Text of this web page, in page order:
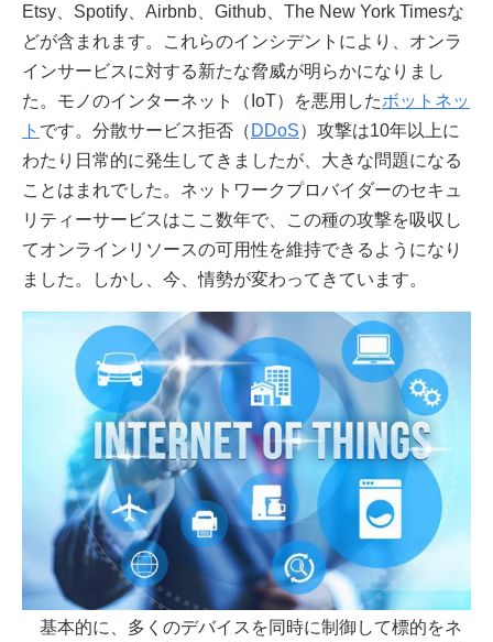
Etsy、Spotify、Airbnb、Github、The New York Timesな
どが含まれます。これらのインシデントにより、オンラ
インサービスに対する新たな脅威が明らかになりまし
た。モノのインターネット（IoT）を悪用したボットネッ
ト です。分散サービス拒否（ DDoS）攻撃は10年以上に
わたり日常的に発生してきましたが、大きな問題になる
ことはまれでした。ネットワークプロバイダーのセキュ
リティーサービスはここ数年で、この種の攻撃を吸収し
てオンラインリソースの可用性を維持できるようになり
ました。しかし、今、情勢が変わってきています。
基本的に、多くのデバイスを同時に制御して標的をネ